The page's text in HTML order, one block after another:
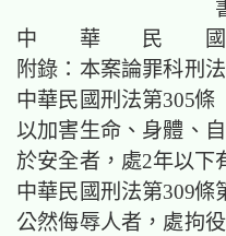
書記官
中 華 民
附錄：本案論罪科刑
中華民國刑法第305條
以加害生命、身體、
於安全者，處2年以下
中華民國刑法第309條
公然侮辱人者，處拘